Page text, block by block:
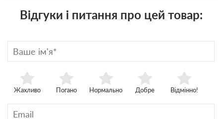
Відгуки і питання про цей товар:
Жахливо Погано Нормально Добре Відмінно!